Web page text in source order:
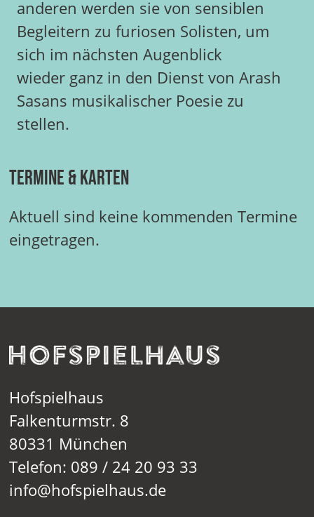
anderen werden sie von sensiblen
Begleitern zu furiosen Solisten, um
sich im nächsten Augenblick
wieder ganz in den Dienst von Arash
Sasans musikalischer Poesie zu
stellen.
Termine & Karten
Aktuell sind keine kommenden Termine
eingetragen.
Hofspielhaus
Falkenturmstr. 8
80331 München
Telefon: 089 / 24 20 93 33
info@hofspielhaus.de